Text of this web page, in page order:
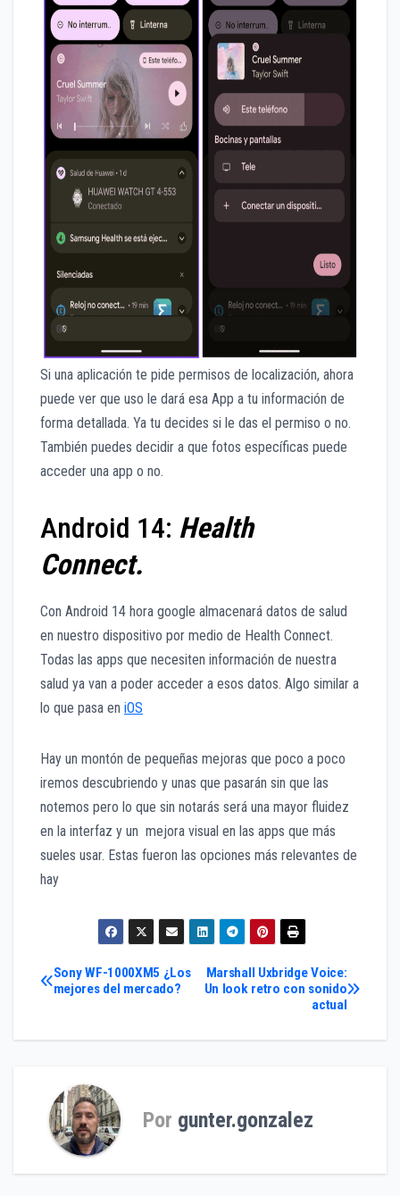
Si una aplicación te pide permisos de localización, ahora
puede ver que uso le dará esa App a tu información de
forma detallada. Ya tu decides si le das el permiso o no.
También puedes decidir a que fotos específicas puede
acceder una app o no.
Android 14: Health
Connect.
Con Android 14 hora google almacenará datos de salud
en nuestro dispositivo por medio de Health Connect.
Todas las apps que necesiten información de nuestra
salud ya van a poder acceder a esos datos. Algo similar a
lo que pasa en iOS
Hay un montón de pequeñas mejoras que poco a poco
iremos descubriendo y unas que pasarán sin que las
notemos pero lo que sin notarás será una mayor fluidez
en la interfaz y un mejora visual en las apps que más
sueles usar. Estas fueron las opciones más relevantes de
hay
Navegación
Marshall Uxbridge Voice:
Un look retro con sonido
actual
Sony WF-1000XM5 ¿Los
mejores del mercado?
Por gunter.gonzalez